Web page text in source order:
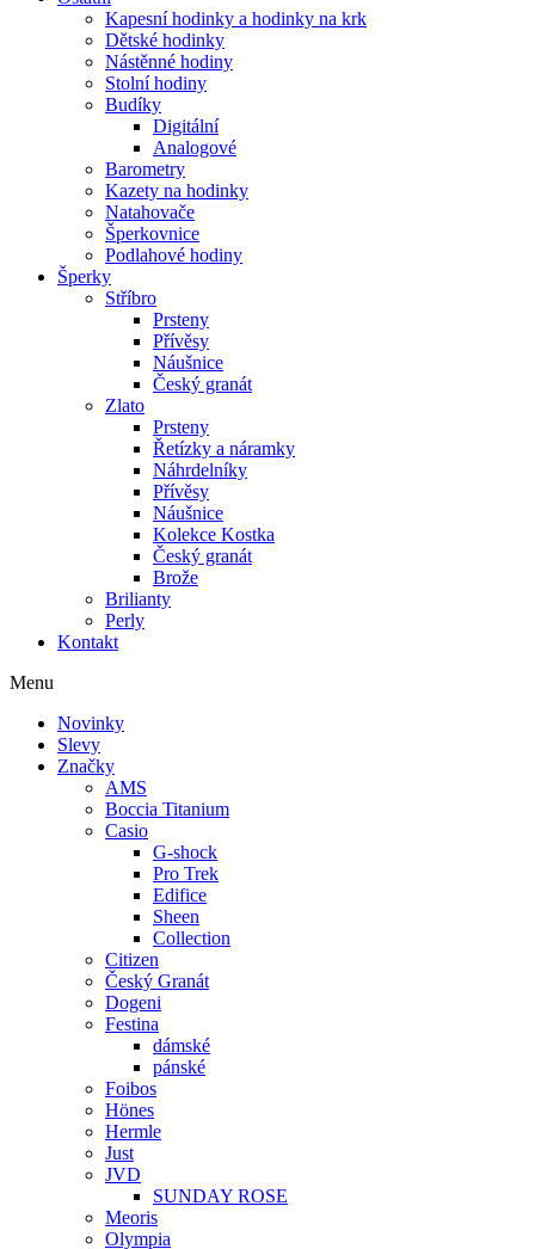
Kapesní hodinky a hodinky na krk
Dětské hodinky
Nástěnné hodiny
Stolní hodiny
Budíky
Digitální
Analogové
Barometry
Kazety na hodinky
Natahovače
Šperkovnice
Podlahové hodiny
Šperky
Stříbro
Prsteny
Přívěsy
Náušnice
Český granát
Zlato
Prsteny
Řetízky a náramky
Náhrdelníky
Přívěsy
Náušnice
Kolekce Kostka
Český granát
Brože
Brilianty
Perly
Kontakt
Menu
Novinky
Slevy
Značky
AMS
Boccia Titanium
Casio
G-shock
Pro Trek
Edifice
Sheen
Collection
Citizen
Český Granát
Dogeni
Festina
dámské
pánské
Foibos
Hönes
Hermle
Just
JVD
SUNDAY ROSE
Meoris
Olympia